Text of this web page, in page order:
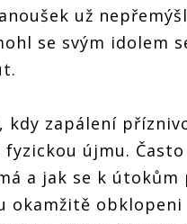
už
se svým idolem
kdy zapálení
újmu.
a jak se k
okamžitě obklopeni